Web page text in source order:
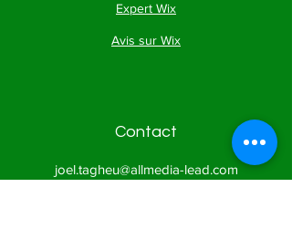
Expert Wix
Avis sur Wix
Contact
joel.tagheu@allmedia-lead.com